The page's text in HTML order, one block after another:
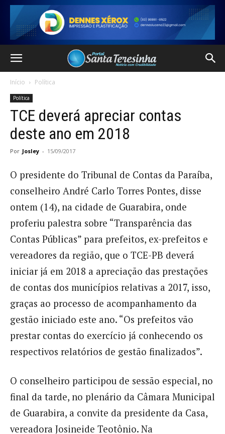
Início Política
Política
TCE deverá apreciar contas
deste ano em 2018
Por Josley - 15/09/2017
O presidente do Tribunal de Contas da Paraíba,
conselheiro André Carlo Torres Pontes, disse
ontem (14), na cidade de Guarabira, onde
proferiu palestra sobre “Transparência das
Contas Públicas” para prefeitos, ex-prefeitos e
vereadores da região, que o TCE-PB deverá
iniciar já em 2018 a apreciação das prestações
de contas dos municípios relativas a 2017, isso,
graças ao processo de acompanhamento da
gestão iniciado este ano. “Os prefeitos vão
prestar contas do exercício já conhecendo os
respectivos relatórios de gestão finalizados”.
O conselheiro participou de sessão especial, no
final da tarde, no plenário da Câmara Municipal
de Guarabira, a convite da presidente da Casa,
vereadora Josineide Teotônio. Na